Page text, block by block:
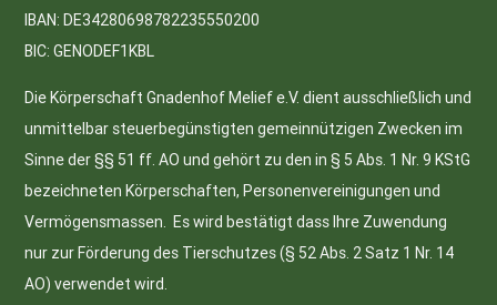
IBAN: DE34280698782235550200
BIC: GENODEF1KBL
Die Körperschaft Gnadenhof Melief e.V. dient ausschließlich und
unmittelbar steuerbegünstigten gemeinnützigen Zwecken im
Sinne der §§ 51 ff. AO und gehört zu den in § 5 Abs. 1 Nr. 9 KStG
bezeichneten Körperschaften, Personenvereinigungen und
Vermögensmassen. Es wird bestätigt dass Ihre Zuwendung
nur zur Förderung des Tierschutzes (§ 52 Abs. 2 Satz 1 Nr. 14
AO) verwendet wird.